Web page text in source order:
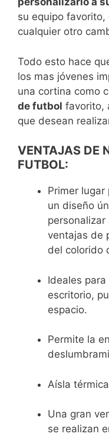
su equipo
cualquier otro
Todo esto hace
los mas jóvenes
una cortina como
de futbol favorito,
que desean
VENTAJAS DE
FUTBOL:
Primer
un diseño
ventajas de
del colorido
Ideales
escritorio,
espacio.
Permite la
Aísla
Una gran
se realizan